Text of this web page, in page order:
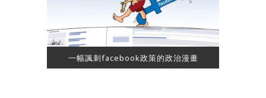
一幅諷刺facebook政策的政治漫畫